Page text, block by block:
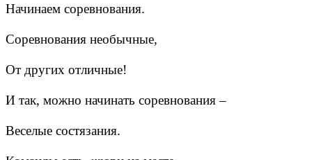
Начинаем соревнования.
Соревнования необычные,
От других отличные!
И так, можно начинать соревнования –
Веселые состязания.